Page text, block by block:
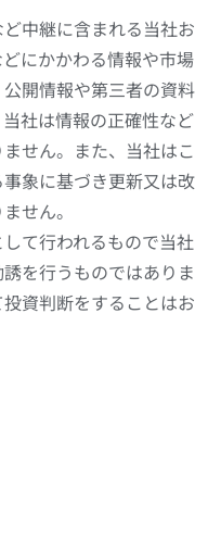
中継に含まれる当社お
にかかわる情報や市場
開情報や第三者の資料
社は情報の正確性など
せん。また、当社はこ
象に基づき更新又は改
せん。
て行われるもので当社
を行うものではありま
資判断をすることはお